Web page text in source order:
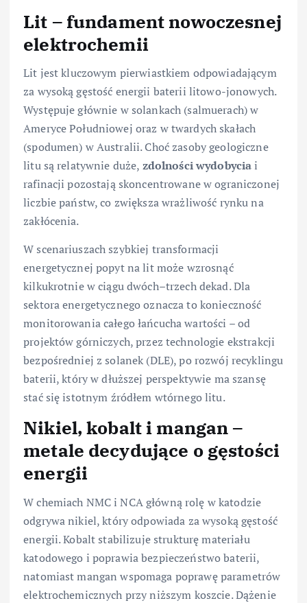
Lit – fundament nowoczesnej
elektrochemii
Lit jest kluczowym pierwiastkiem odpowiadającym
za wysoką gęstość energii baterii litowo-jonowych.
Występuje głównie w solankach (salmuerach) w
Ameryce Południowej oraz w twardych skałach
(spodumen) w Australii. Choć zasoby geologiczne
litu są relatywnie duże, zdolności wydobyciai
rafinacji pozostają skoncentrowane w ograniczonej
liczbie państw, co zwiększa wrażliwość rynku na
zakłócenia.
W scenariuszach szybkiej transformacji
energetycznej popyt na lit może wzrosnąć
kilkukrotnie w ciągu dwóch–trzech dekad. Dla
sektora energetycznego oznacza to konieczność
monitorowania całego łańcucha wartości – od
projektów górniczych, przez technologie ekstrakcji
bezpośredniej z solanek (DLE), po rozwój recyklingu
baterii, który w dłuższej perspektywie ma szansę
stać się istotnym źródłem wtórnego litu.
Nikiel, kobalt i mangan –
metale decydujące o gęstości
energii
W chemiach NMC i NCA główną rolę w katodzie
odgrywa nikiel, który odpowiada za wysoką gęstość
energii. Kobalt stabilizuje strukturę materiału
katodowego i poprawia bezpieczeństwo baterii,
natomiast mangan wspomaga poprawę parametrów
elektrochemicznych przy niższym koszcie. Dążenie